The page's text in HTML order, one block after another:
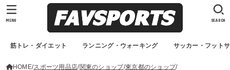
筋トレ・ダイエット ランニング・ウォーキング サッカー・フット
SEARCH
MENU
HOME スポーツ用品店 関東のショップ 東京都のショップ